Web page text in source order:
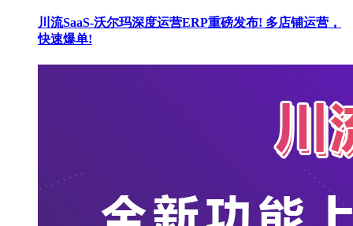
川流SaaS-沃尔玛深度运营ERP重磅发布! 多店铺运营，
快速爆单!